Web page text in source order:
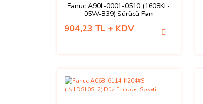
Fanuc A90L-0001-0510 (1608KL-
05W-B39) Sürücü Fanı
904,23 TL + KDV